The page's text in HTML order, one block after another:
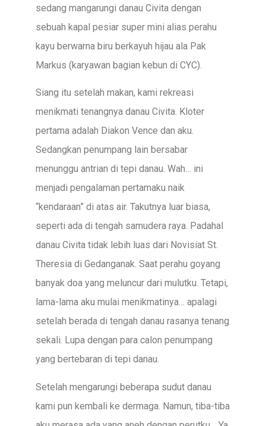
sedang mangarungi danau Civita dengan
sebuah kapal pesiar super mini alias perahu
kayu berwarna biru berkayuh hijau ala Pak
Markus (karyawan bagian kebun di CYC).
Siang itu setelah makan, kami rekreasi
menikmati tenangnya danau Civita. Kloter
pertama adalah Diakon Vence dan aku.
Sedangkan penumpang lain bersabar
menunggu antrian di tepi danau. Wah… ini
menjadi pengalaman pertamaku naik
“kendaraan” di atas air. Takutnya luar biasa,
seperti ada di tengah samudera raya. Padahal
danau Civita tidak lebih luas dari Novisiat St.
Theresia di Gedanganak. Saat perahu goyang
banyak doa yang meluncur dari mulutku. Tetapi,
lama-lama aku mulai menikmatinya… apalagi
setelah berada di tengah danau rasanya tenang
sekali. Lupa dengan para calon penumpang
yang bertebaran di tepi danau.
Setelah mengarungi beberapa sudut danau
kami pun kembali ke dermaga. Namun, tiba-tiba